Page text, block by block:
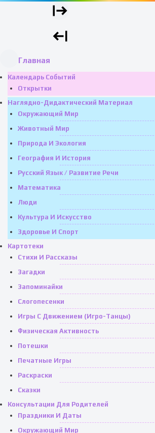
Главная
Календарь Событий
Открытки
Наглядно-Дидактический Материал
Окружающий Мир
Животный Мир
Природа И Экология
География И История
Русский Язык / Развитие Речи
Математика
Люди
Культура И Искусство
Здоровье И Спорт
Картотеки
Стихи И Рассказы
Загадки
Запоминайки
Слогопесенки
Игры С Движением (игро-Танцы)
Физическая Активность
Потешки
Печатные Игры
Раскраски
Сказки
Консультации Для Родителей
Праздники И Даты
Окружающий Мир